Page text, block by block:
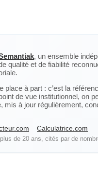
, un ensemble
qualité et de fiabilité
place à part : c’est la
de vue institutionnel, on
à jour régulièrement,
Calculatrice.com
de 20 ans, cités par de